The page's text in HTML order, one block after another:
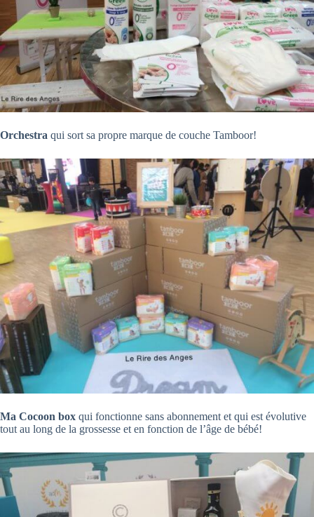
Orchestra qui sort sa propre marque de couche Tamboor!
Ma Cocoon box qui fonctionne sans abonnement et qui est évolutive
tout au long de la grossesse et en fonction de l’âge de bébé!